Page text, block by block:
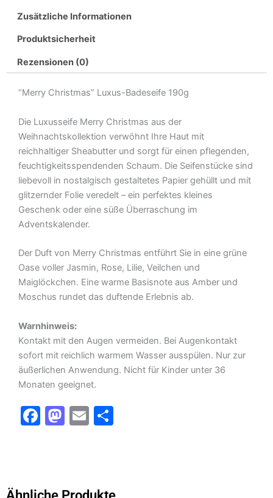
Zusätzliche Informationen
Produktsicherheit
Rezensionen (0)
“Merry Christmas” Luxus-Badeseife 190g
Die Luxusseife Merry Christmas aus der
Weihnachtskollektion verwöhnt Ihre Haut mit
reichhaltiger Sheabutter und sorgt für einen pflegenden,
feuchtigkeitsspendenden Schaum. Die Seifenstücke sind
liebevoll in nostalgisch gestaltetes Papier gehüllt und mit
glitzernder Folie veredelt – ein perfektes kleines
Geschenk oder eine süße Überraschung im
Adventskalender.
Der Duft von Merry Christmas entführt Sie in eine grüne
Oase voller Jasmin, Rose, Lilie, Veilchen und
Maiglöckchen. Eine warme Basisnote aus Amber und
Moschus rundet das duftende Erlebnis ab.
Warnhinweis:
Kontakt mit den Augen vermeiden. Bei Augenkontakt
sofort mit reichlich warmem Wasser ausspülen. Nur zur
äußerlichen Anwendung. Nicht für Kinder unter 36
Monaten geeignet.
F
M E